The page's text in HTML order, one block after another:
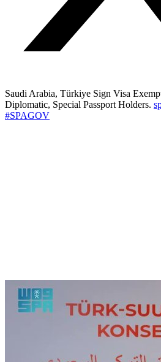
Saudi Arabia, Türkiye Sign Visa
Diplomatic, Special Passport Holders.
#SPAGOV